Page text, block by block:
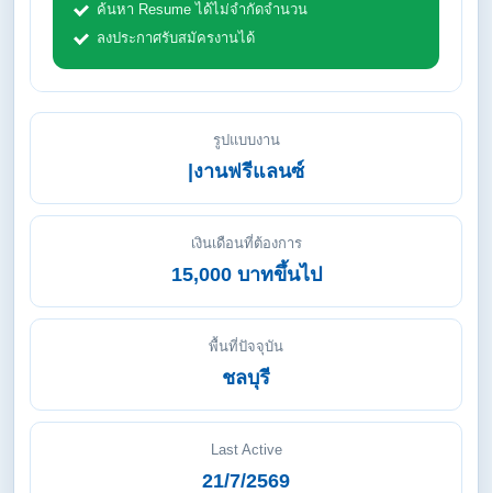
ค้นหา Resume ได้ไม่จำกัดจำนวน
ลงประกาศรับสมัครงานได้
รูปแบบงาน
|งานฟรีแลนซ์
เงินเดือนที่ต้องการ
15,000 บาทขึ้นไป
พื้นที่ปัจจุบัน
ชลบุรี
Last Active
21/7/2569